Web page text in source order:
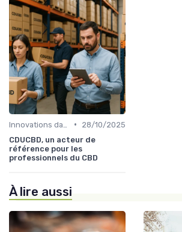
•
28/10/2025
CDUCBD, un acteur de
référence pour les
professionnels du CBD
À lire aussi